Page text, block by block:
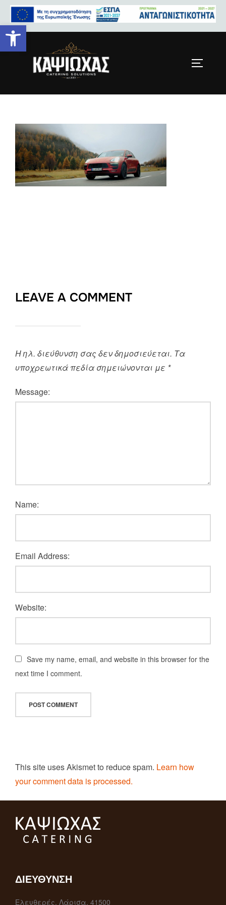
maxresdefault (1)
LEAVE A COMMENT
Η ηλ. διεύθυνση σας δεν δημοσιεύεται. Τα
υποχρεωτικά πεδία σημειώνονται με *
Message:
Name:
Email Address:
Website:
Save my name, email, and website in this browser for the
next time I comment.
This site uses Akismet to reduce spam. Learn how
your comment data is processed.
ΔΙΕΎΘΥΝΣΗ
Ελευθερές, Λάρισα, 41500
Ανοίξτε τη γραμμή εργαλείων